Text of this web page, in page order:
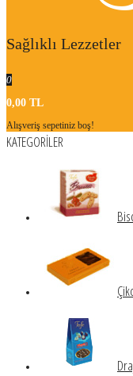
Sağlıklı Lezzetler
0
0,00 TL
Alışveriş sepetiniz boş!
KATEGORİLER